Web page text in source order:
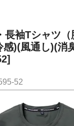
袖Tシャツ（
感)(風通し)(消
52